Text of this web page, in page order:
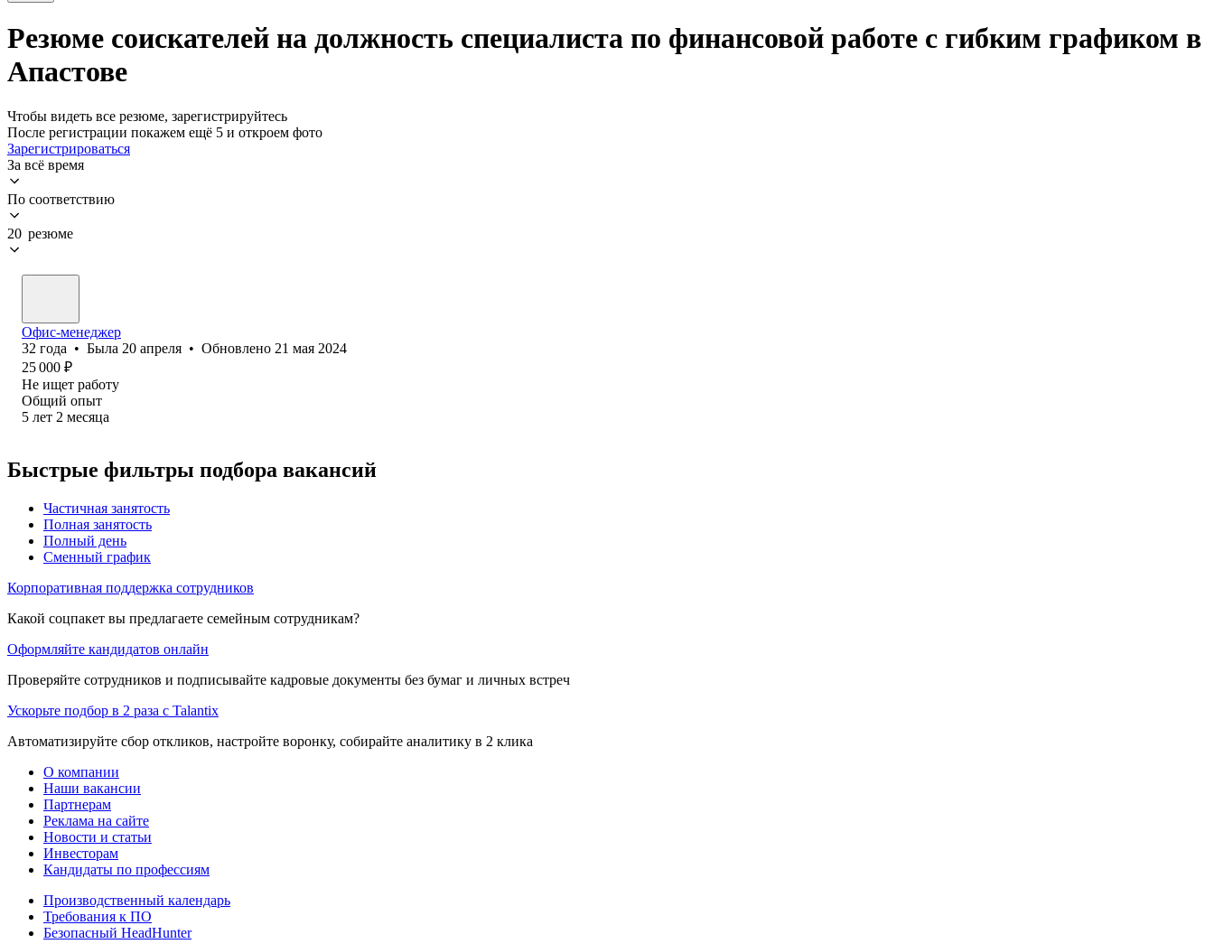
Резюме соискателей на должность специалиста по финансовой работе с гибким графиком в
Апастове
Чтобы видеть все резюме, зарегистрируйтесь
После регистрации покажем ещё 5 и откроем фото
Зарегистрироваться
За всё время
По соответствию
20 резюме
Офис-менеджер
32 года • Была 20 апреля • Обновлено 21 мая 2024
25 000 ₽
Не ищет работу
Общий опыт
5 лет 2 месяца
Быстрые фильтры подбора вакансий
Частичная занятость
Полная занятость
Полный день
Сменный график
Корпоративная поддержка сотрудников
Какой соцпакет вы предлагаете семейным сотрудникам?
Оформляйте кандидатов онлайн
Проверяйте сотрудников и подписывайте кадровые документы без бумаг и личных встреч
Ускорьте подбор в 2 раза с Talantix
Автоматизируйте сбор откликов, настройте воронку, собирайте аналитику в 2 клика
О компании
Наши вакансии
Партнерам
Реклама на сайте
Новости и статьи
Инвесторам
Кандидаты по профессиям
Производственный календарь
Требования к ПО
Безопасный HeadHunter